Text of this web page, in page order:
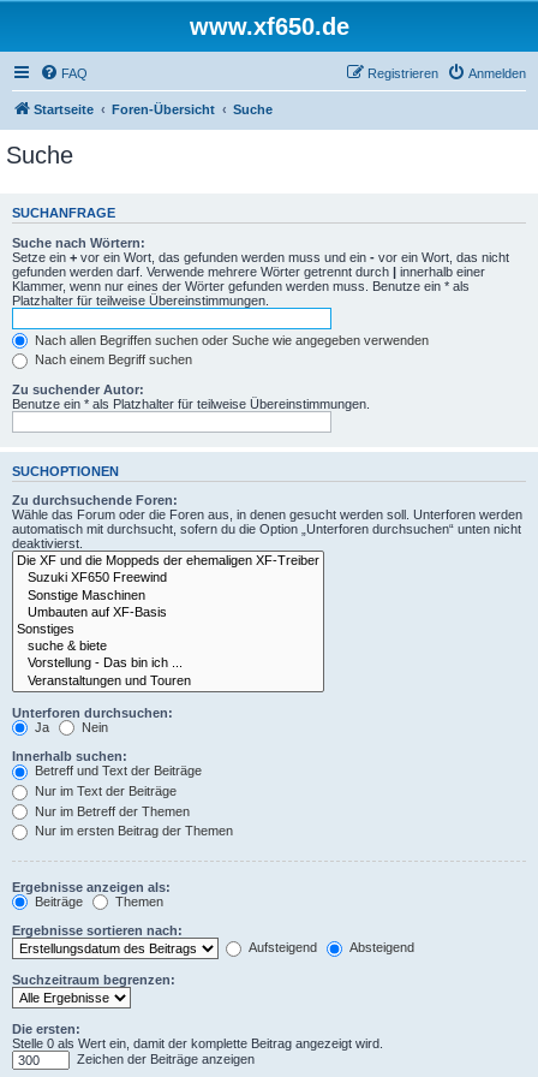
www.xf650.de
FAQ Anmelden
Registrieren
Startseite Foren-Übersicht Suche
Suche
SUCHANFRAGE
Suche nach Wörtern:
Setze ein + vor ein Wort, das gefunden werden muss und ein - vor ein Wort, das nicht
gefunden werden darf. Verwende mehrere Wörter getrennt durch | innerhalb einer
Klammer, wenn nur eines der Wörter gefunden werden muss. Benutze ein * als
Platzhalter für teilweise Übereinstimmungen.
Nach allen Begriffen suchen oder Suche wie angegeben verwenden
Nach einem Begriff suchen
Zu suchender Autor:
Benutze ein * als Platzhalter für teilweise Übereinstimmungen.
SUCHOPTIONEN
Zu durchsuchende Foren:
Wähle das Forum oder die Foren aus, in denen gesucht werden soll. Unterforen werden
automatisch mit durchsucht, sofern du die Option „Unterforen durchsuchen“ unten nicht
deaktivierst.
Unterforen durchsuchen:
Ja
Nein
Innerhalb suchen:
Betreff und Text der Beiträge
Nur im Text der Beiträge
Nur im Betreff der Themen
Nur im ersten Beitrag der Themen
Ergebnisse anzeigen als:
Beiträge
Themen
Ergebnisse sortieren nach:
Aufsteigend
Absteigend
Suchzeitraum begrenzen:
Die ersten:
Stelle 0 als Wert ein, damit der komplette Beitrag angezeigt wird.
Zeichen der Beiträge anzeigen